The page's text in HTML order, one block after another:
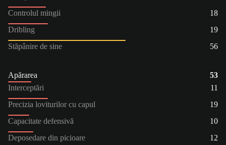
Controlul mingii
18
Dribling
19
Stăpânire de sine
56
Apărarea
53
Interceptări
11
Precizia loviturilor cu capul
19
Capacitate defensivă
10
Deposedare din picioare
12